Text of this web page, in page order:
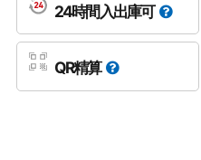
24時間入出庫可
QR精算